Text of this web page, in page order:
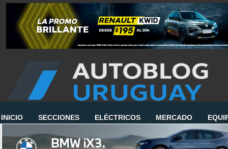
INICIO SECCIONES ELÉCTRICOS MERCADO